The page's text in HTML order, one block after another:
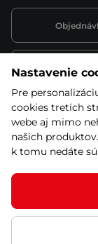
Ľutujeme,
Spôsob
Montáž a
Kariéra
© 2026 Stores
Nastavenie
Pre
cookies tretích
webe aj mimo
našich
k tomu nedáte